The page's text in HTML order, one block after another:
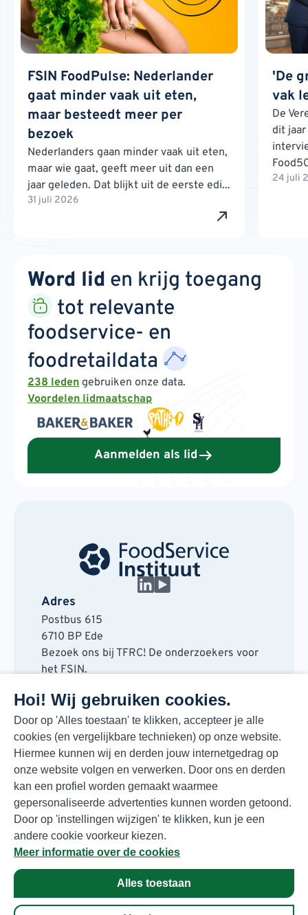
Hoi! Wij gebruiken cookies.
Door op 'Alles toestaan' te klikken, accepteer je alle
cookies (en vergelijkbare technieken) op onze website.
Hiermee kunnen wij en derden jouw internetgedrag op
onze website volgen en verwerken. Door ons en derden
kan een profiel worden gemaakt waarmee
gepersonaliseerde advertenties kunnen worden getoond.
Door op 'instellingen wijzigen' te klikken, kun je een
andere cookie voorkeur kiezen.
Meer informatie over de cookies
Alles toestaan
FSIN FoodPulse: Nederlander
gaat minder vaak uit eten,
maar besteedt meer per
bezoek
Nederlanders gaan minder vaak uit eten,
maar wie gaat, geeft meer uit dan een
jaar geleden. Dat blijkt uit de eerste edi...
31 juli 2026
'De
vak
De
dit
24 juli
Word lid en krijg toegang
tot relevante
foodservice- en
foodretaildata
238 leden gebruiken onze data.
Voordelen lidmaatschap
Aanmelden als lid
Adres
Postbus 615
6710 BP Ede
Bezoek ons bij TFRC! De onderzoekers voor
het FSIN.
6717 LT Ede
Contact
088 730 48 00
info@fsin.nl
Nieuwsbrief
Elke maand de beste insights en outlooks
voor de foodmarkt!
Inschrijven
© Copyright 2026 FSIN